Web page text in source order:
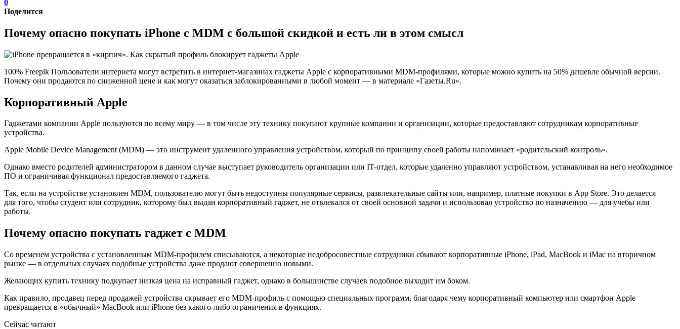
0
Поделится
Почему опасно покупать iPhone с MDM с большой скидкой и есть ли в этом смысл
100% Freepik Пользователи интернета могут встретить в интернет-магазинах гаджеты Apple с корпоративными MDM-профилями, которые можно купить на 50% дешевле обычной версии.
Почему они продаются по сниженной цене и как могут оказаться заблокированными в любой момент — в материале «Газеты.Ru».
Корпоративный Apple
Гаджетами компании Apple пользуются по всему миру — в том числе эту технику покупают крупные компании и организации, которые предоставляют сотрудникам корпоративные
устройства.
Apple Mobile Device Management (MDM) — это инструмент удаленного управления устройством, который по принципу своей работы напоминает «родительский контроль».
Однако вместо родителей администратором в данном случае выступает руководитель организации или IT-отдел, которые удаленно управляют устройством, устанавливая на него необходимое
ПО и ограничивая функционал предоставляемого гаджета.
Так, если на устройстве установлен MDM, пользователю могут быть недоступны популярные сервисы, развлекательные сайты или, например, платные покупки в App Store. Это делается
для того, чтобы студент или сотрудник, которому был выдан корпоративный гаджет, не отвлекался от своей основной задачи и использовал устройство по назначению — для учебы или
работы.
Почему опасно покупать гаджет с MDM
Со временем устройства с установленным MDM-профилем списываются, а некоторые недобросовестные сотрудники сбывают корпоративные iPhone, iPad, MacBook и iMac на вторичном
рынке — в отдельных случаях подобные устройства даже продают совершенно новыми.
Желающих купить технику подкупает низкая цена на исправный гаджет, однако в большинстве случаев подобное выходит им боком.
Как правило, продавец перед продажей устройства скрывает его MDM-профиль с помощью специальных программ, благодаря чему корпоративный компьютер или смартфон Apple
превращается в «обычный» MacBook или iPhone без какого-либо ограничения в функциях.
Сейчас читают